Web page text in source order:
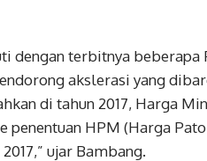
dengan terbitnya beberapa
akslerasi yang
di tahun 2017, Harga
HPM (Harga
ujar Bambang.